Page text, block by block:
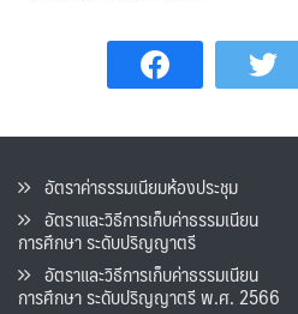
อัตราค่าธรรมเนียมห้องประชุม
อัตราและวิธีการเก็บค่าธรรมเนียน
การศึกษา ระดับปริญญาตรี
อัตราและวิธีการเก็บค่าธรรมเนียน
การศึกษา ระดับปริญญาตรี พ.ศ. 2566